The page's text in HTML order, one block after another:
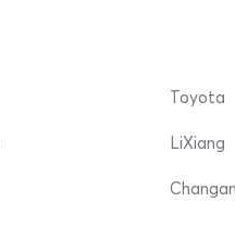
Toyota
LiXiang